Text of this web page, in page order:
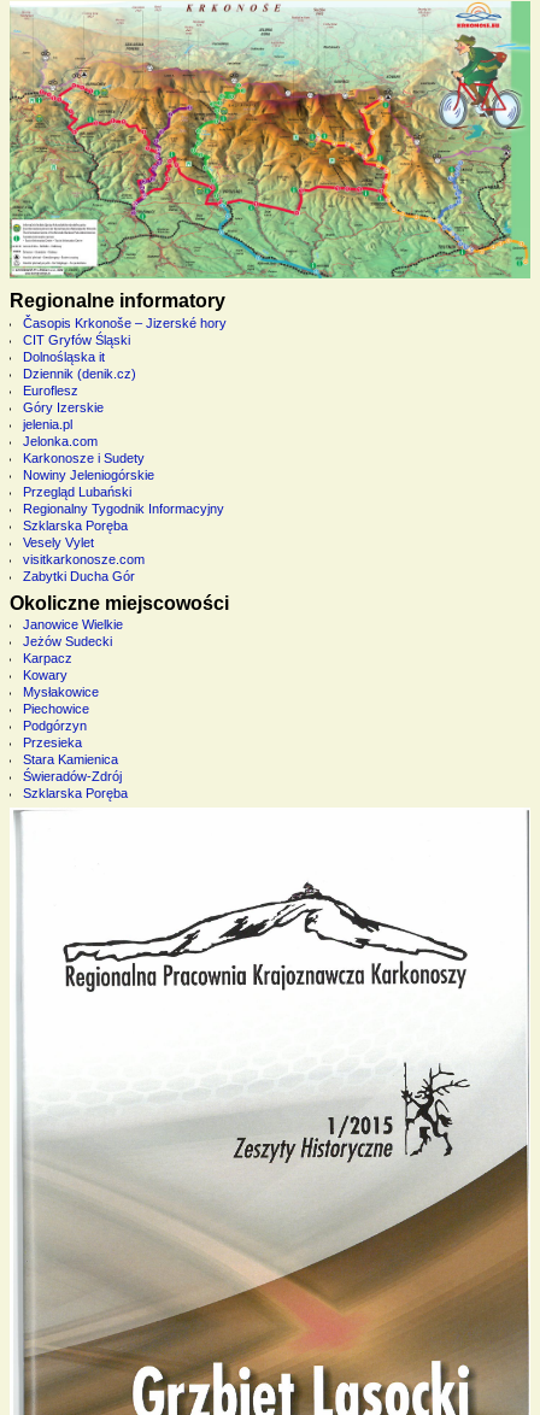
Regionalne informatory
Časopis Krkonoše – Jizerské hory
CIT Gryfów Śląski
Dolnośląska it
Dziennik (denik.cz)
Euroflesz
Góry Izerskie
jelenia.pl
Jelonka.com
Karkonosze i Sudety
Nowiny Jeleniogórskie
Przegląd Lubański
Regionalny Tygodnik Informacyjny
Szklarska Poręba
Vesely Vylet
visitkarkonosze.com
Zabytki Ducha Gór
Okoliczne miejscowości
Janowice Wielkie
Jeżów Sudecki
Karpacz
Kowary
Mysłakowice
Piechowice
Podgórzyn
Przesieka
Stara Kamienica
Świeradów-Zdrój
Szklarska Poręba